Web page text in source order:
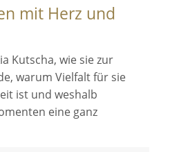
mit Herz und
Kutscha, wie sie zur
warum Vielfalt für sie
ist und weshalb
eine ganz